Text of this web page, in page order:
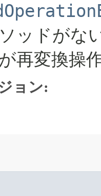
ッドがな
再変換操
ョン: